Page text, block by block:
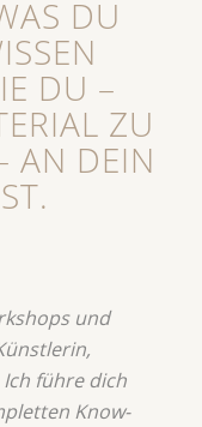
DU
DU –
ZU V
DEIN Z
und
führe dich
Know-